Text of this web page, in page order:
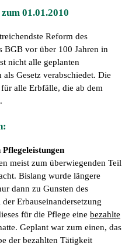
01.01.2010
Reform des
BGB vor über 100 Jahren in
nicht alle geplanten
Gesetz verabschiedet. Die
alle Erbfälle, die ab dem
meist zum überwiegenden Teil
Bislang wurde längere
dann zu Gunsten des
Erbauseinandersetzung
für die Pflege eine bezahlte
Geplant war zum einen, das
der bezahlten Tätigkeit